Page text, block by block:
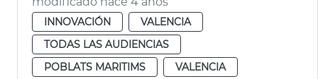
INNOVACIÓN
VALENCIA
TODAS LAS AUDIENCIAS
POBLATS MARITIMS
VALENCIA